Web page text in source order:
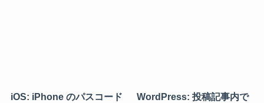
iOS: iPhone のパスコード
WordPress: 投稿記事内で